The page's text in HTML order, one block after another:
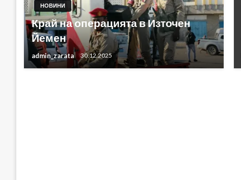
НОВИНИ
Край на операцията в Източен
Йемен
admin_zarata 30.12.2025